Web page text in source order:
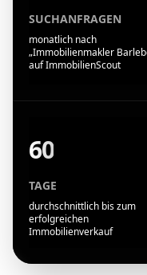
SUCHANFRAGEN
monatlich nach
„Immobilienmakler
auf ImmobilienScout
60
TAGE
durchschnittlich bis zum
erfolgreichen
Immobilienverkauf